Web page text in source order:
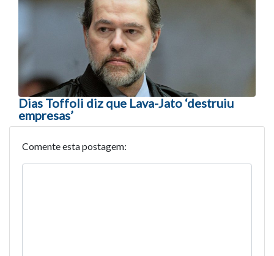
Dias Toffoli diz que Lava-Jato ‘destruiu
empresas’
Comente esta postagem: